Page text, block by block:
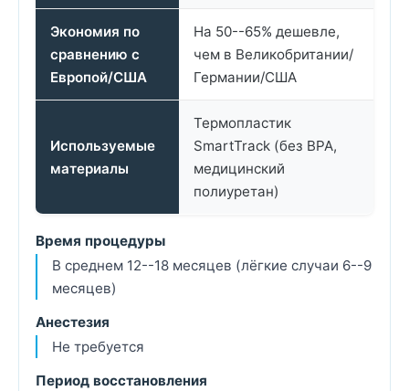
Экономия по
сравнению с
Европой/США
На 50--65% дешевле,
чем в Великобритании/
Германии/США
Используемые
материалы
Термопластик
SmartTrack (без BPA,
медицинский
полиуретан)
Время процедуры
В среднем 12--18 месяцев (лёгкие случаи 6--9
месяцев)
Анестезия
Не требуется
Период восстановления